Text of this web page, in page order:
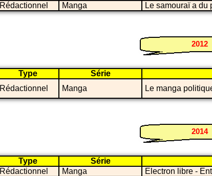
Rédactionnel Manga Le samouraï a du
2012
Type Série
Rédactionnel Manga Le manga
2014
Type Série
Rédactionnel Manga Electron libre -